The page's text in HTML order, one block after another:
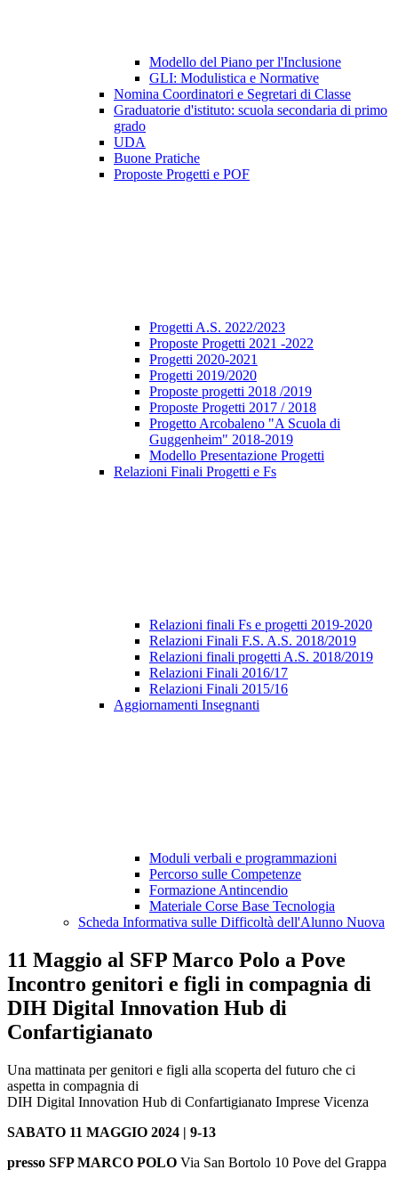
Modello del Piano per l'Inclusione
GLI: Modulistica e Normative
Nomina Coordinatori e Segretari di Classe
Graduatorie d'istituto: scuola secondaria di primo
grado
UDA
Buone Pratiche
Proposte Progetti e POF
Progetti A.S. 2022/2023
Proposte Progetti 2021 -2022
Progetti 2020-2021
Progetti 2019/2020
Proposte progetti 2018 /2019
Proposte Progetti 2017 / 2018
Progetto Arcobaleno "A Scuola di
Guggenheim" 2018-2019
Modello Presentazione Progetti
Relazioni Finali Progetti e Fs
Relazioni finali Fs e progetti 2019-2020
Relazioni Finali F.S. A.S. 2018/2019
Relazioni finali progetti A.S. 2018/2019
Relazioni Finali 2016/17
Relazioni Finali 2015/16
Aggiornamenti Insegnanti
Moduli verbali e programmazioni
Percorso sulle Competenze
Formazione Antincendio
Materiale Corse Base Tecnologia
Scheda Informativa sulle Difficoltà dell'Alunno Nuova
11 Maggio al SFP Marco Polo a Pove
Incontro genitori e figli in compagnia di
DIH Digital Innovation Hub di
Confartigianato
Una mattinata per genitori e figli alla scoperta del futuro che ci
aspetta in compagnia di
DIH Digital Innovation Hub di Confartigianato Imprese Vicenza
SABATO 11 MAGGIO 2024 | 9-13
presso SFP MARCO POLO Via San Bortolo 10 Pove del Grappa